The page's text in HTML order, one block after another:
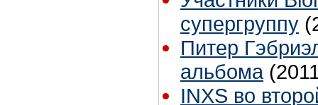
супергруппу
Питер
альбома
INXS во